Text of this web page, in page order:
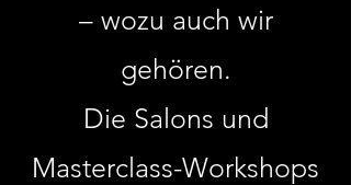
– wozu auch wir
gehören.
Die Salons und
Masterclass-Workshops